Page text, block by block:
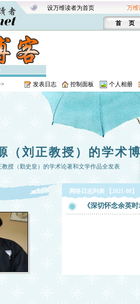
设万维读者为首页 万维
首 页
发表日志 控制面板 个人相册
（刘正教授）的学术
教授（勤史皇）的学术论著和文学作品全发表
网络日志列表 【2021-08】
《深切怀念余英